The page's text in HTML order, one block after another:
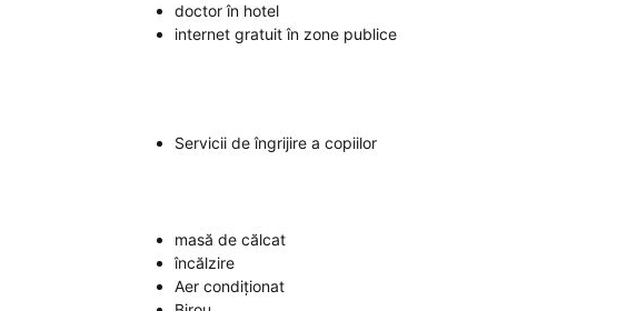
doctor în hotel
internet gratuit în zone publice
Servicii de îngrijire a copiilor
masă de călcat
încălzire
Aer condiționat